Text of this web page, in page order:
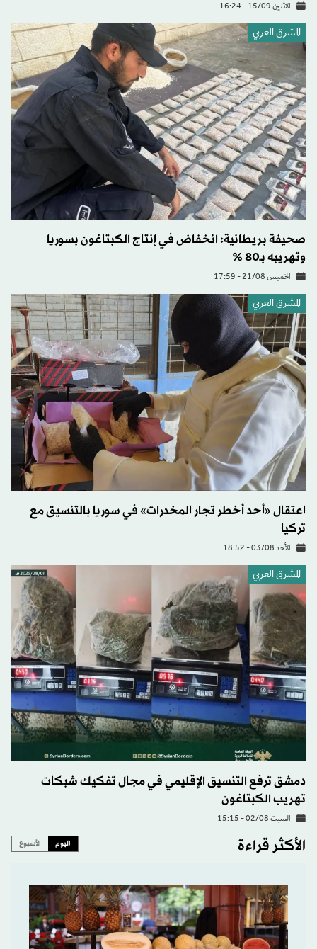
الاثنين 15/09 - 16:24
المشرق العربي
صحيفة بريطانية: انخفاض في إنتاج الكبتاغون بسوريا
وتهريبه بـ80 %
الخميس 21/08 - 17:59
المشرق العربي
اعتقال «أحد أخطر تجار المخدرات» في سوريا بالتنسيق مع
تركيا
الأحد 03/08 - 18:52
المشرق العربي
دمشق ترفع التنسيق الإقليمي في مجال تفكيك شبكات
تهريب الكبتاغون
السبت 02/08 - 15:15
الأكثر قراءة اليوم الأسبوع